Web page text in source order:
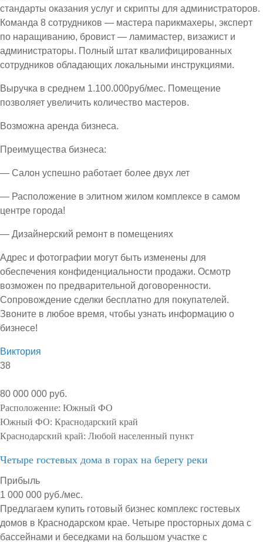
стандарты оказания услуг и скрипты для администраторов.
Команда 8 сотрудников — мастера парикмахеры, эксперт
по наращиванию, бровист — ламимастер, визажист и
администраторы. Полный штат квалифицированных
сотрудников обладающих локальными инструкциями.
Выручка в среднем 1.100.000руб/мес. Помещение
позволяет увеличить количество мастеров.
Возможна аренда бизнеса.
Преимущества бизнеса:
— Салон успешно работает более двух лет
— Расположение в элитном жилом комплексе в самом
центре города!
— Дизайнерский ремонт в помещениях
Адрес и фотографии могут быть изменены для
обеспечения конфиденциальности продажи. Осмотр
возможен по предварительной договоренности.
Сопровождение сделки бесплатно для покупателей.
Звоните в любое время, чтобы узнать информацию о
бизнесе!
Виктория
38
80 000 000 руб.
Расположение: Южный ФО
Южный ФО: Краснодарский край
Краснодарский край: Любой населенный пункт
Четыре гостевых дома в горах на берегу реки
Прибыль
1 000 000 руб./мес.
Предлагаем купить готовый бизнес комплекс гостевых
домов в Краснодарском крае. Четыре просторных дома с
бассейнами и беседками на большом участке с